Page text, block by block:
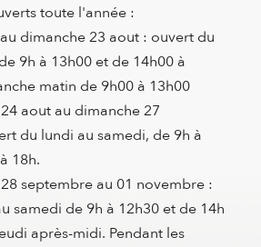
toute l'année :
dimanche 23 aout : ouvert du
9h à 13h00 et de 14h00 à
matin de 9h00 à 13h00
aout au dimanche 27
du lundi au samedi, de 9h à
18h.
septembre au 01 novembre :
samedi de 9h à 12h30 et de 14h
après-midi. Pendant les